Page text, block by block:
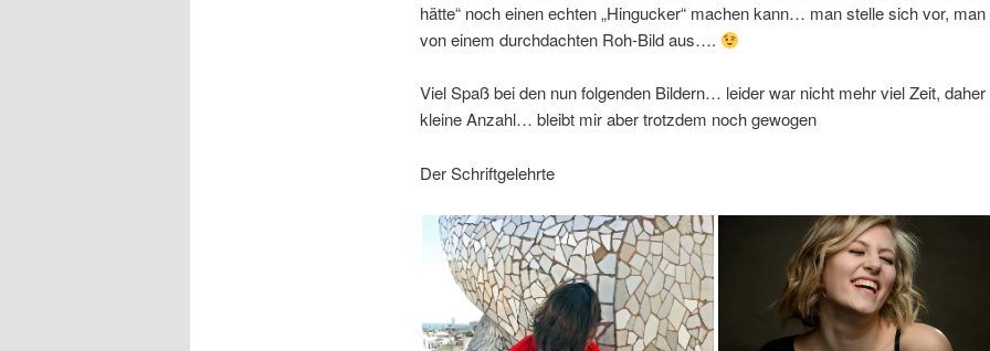
hätte“ noch einen echten „Hingucker“ machen kann… man stelle sich vor, man
von einem durchdachten Roh-Bild aus….
Viel Spaß bei den nun folgenden Bildern… leider war nicht mehr viel Zeit, daher
kleine Anzahl… bleibt mir aber trotzdem noch gewogen
Der Schriftgelehrte